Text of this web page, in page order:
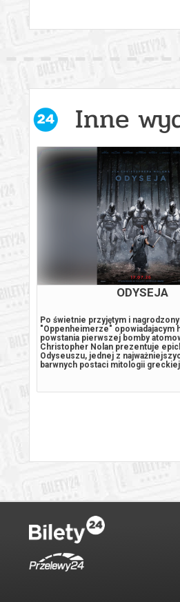
Inne
i
ODYSEJA
Po świetnie przyjętym i
"Oppenheimerze" opowiadajacym
powstania pierwszej bomby
Christopher Nolan prezentuje
Odyseuszu, jednej z
barwnych postaci mitologii
najważniejszych dzieł literatury
Opowiada o podróży Odyseusza,